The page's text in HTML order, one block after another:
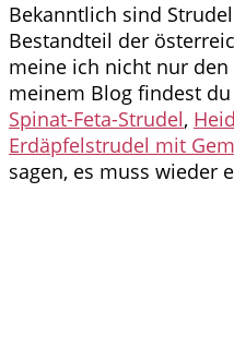
Bekanntlich sind
Bestandteil der
meine ich nicht nur
meinem Blog findest
Spinat-Feta-Strudel,
Erdäpfelstrudel mit
sagen, es muss wieder